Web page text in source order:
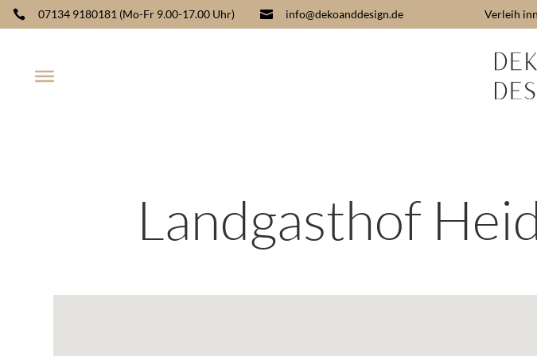
 07134 9180181 (Mo-Fr 9.00-17.00 Uhr)  info@dekoanddesign.de Verleih
Landgasthof